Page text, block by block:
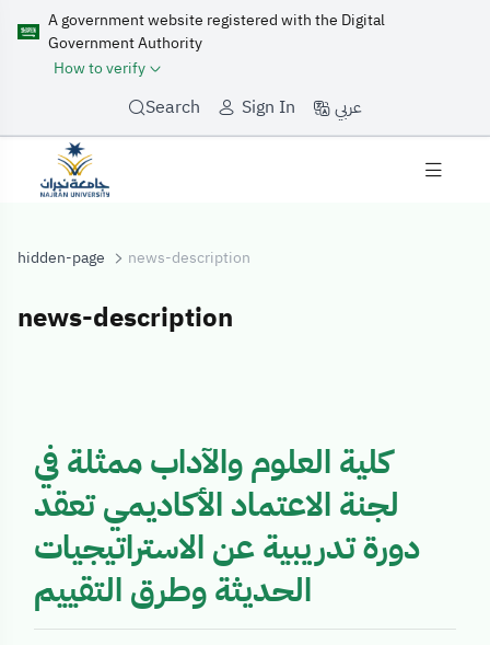
A government website registered with the Digital
Government Authority
How to verify
Search Sign In عربي
hidden-page news-description
news-description
news-
كلية العلوم والآداب ممثلة في
لجنة الاعتماد الأكاديمي تعقد
دورة تدريبية عن الاستراتيجيات
الحديثة وطرق التقييم